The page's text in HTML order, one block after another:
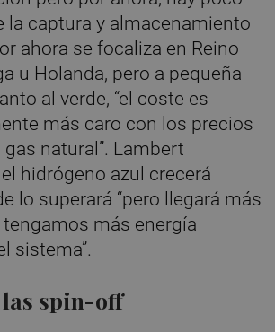
la captura y almacenamiento
ahora se focaliza en Reino
u Holanda, pero a pequeña
al verde, “el coste es
más caro con los precios
gas natural”. Lambert
hidrógeno azul crecerá
lo superará “pero llegará más
más energía
sistema”.
las spin-off